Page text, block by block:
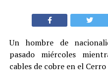
Un hombre de
pasado miércoles
cables de cobre en el